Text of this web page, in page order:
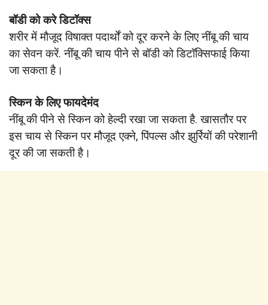
बॉडी को करे डिटॉक्स
शरीर में मौजूद विषाक्त पदार्थों को दूर करने के लिए नींबू की चाय
का सेवन करें. नींबू की चाय पीने से बॉडी को डिटॉक्सिफाई किया
जा सकता है।
स्किन के लिए फायदेमंद
नींबू की पीने से स्किन को हेल्दी रखा जा सकता है. खासतौर पर
इस चाय से स्किन पर मौजूद एक्ने, पिंपल्स और झुर्रियों की परेशानी
दूर की जा सकती है।